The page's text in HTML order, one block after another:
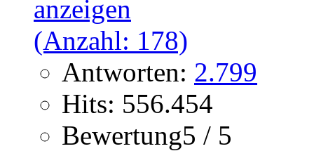
Antworten: 2.799
Hits: 556.454
Bewertung5 / 5